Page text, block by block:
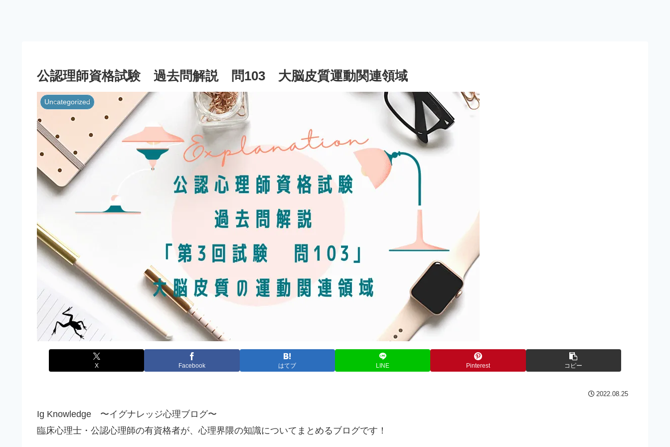
公認理師資格試験 過去問解説 問103 大脳皮質運動関連領域
Uncategorized
X Facebook はてブ LINE Pinterest コピー
2022.08.25
Ig Knowledge 〜イグナレッジ心理ブログ〜
臨床心理士・公認心理師の有資格者が、心理界隈の知識についてまとめるブログです！